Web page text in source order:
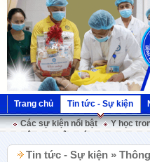
Trang chủ Tin tức - Sự kiện
Các sự kiện nổi bật
Y học
Tin tức - Sự kiện »